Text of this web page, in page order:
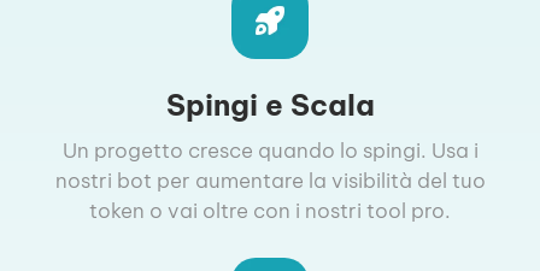
Spingi e Scala
Un progetto cresce quando lo spingi. Usa i
nostri bot per aumentare la visibilità del tuo
token o vai oltre con i nostri tool pro.